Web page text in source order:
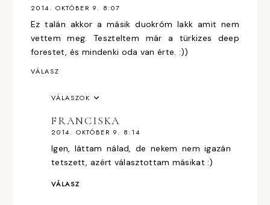
2014. OKTÓBER 9. 8:07
Ez talán akkor a másik duokróm lakk amit nem
vettem meg. Teszteltem már a türkizes deep
forestet, és mindenki oda van érte. :))
VÁLASZ
VÁLASZOK
FRANCISKA
2014. OKTÓBER 9. 8:14
Igen, láttam nálad, de nekem nem igazán
tetszett, azért választottam másikat :)
VÁLASZ